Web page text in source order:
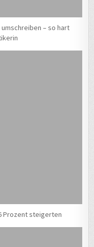
– so hart
Prozent steigerten